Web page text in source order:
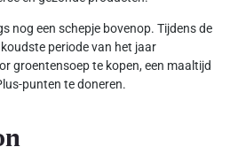
nog een schepje bovenop. Tijdens de
periode van het jaar
groentensoep te kopen, een maaltijd
punten te doneren.